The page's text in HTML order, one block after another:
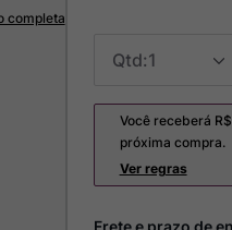
completa
1
Você receberá R$
próxima compra.
Ver regras